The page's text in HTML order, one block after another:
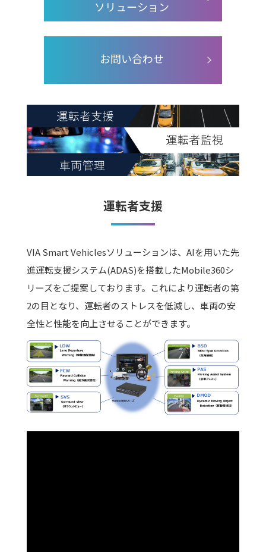
ソリューション
お問い合わせ
運転者支援
VIA Smart Vehiclesソリューションは、AIを用いた先
進運転支援システム(ADAS)を搭載したMobile360シ
リーズをご提案しております。これにより運転者の第
2の目となり、運転者のストレスを低減し、車両の安
全性と性能を向上させることができます。